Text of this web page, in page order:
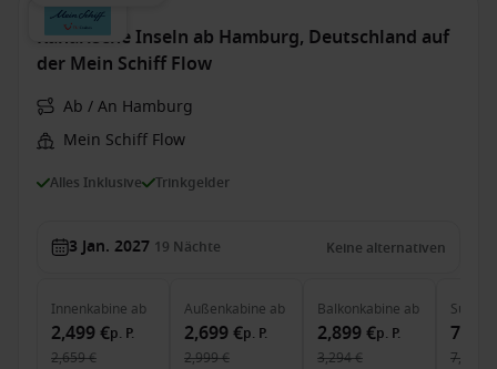
Kanarische Inseln ab Hamburg, Deutschland auf
der Mein Schiff Flow
Ab / An Hamburg
Mein Schiff Flow
Alles Inklusive Trinkgelder
3 Jan. 2027 19 Nächte Keine alternativen
Innenkabine ab
2,499 €p. P.
2,659 €
Außenkabine ab
2,699 €p. P.
2,999 €
Balkonkabine ab
2,899 €p. P.
3,294 €
Suite
7,731 €